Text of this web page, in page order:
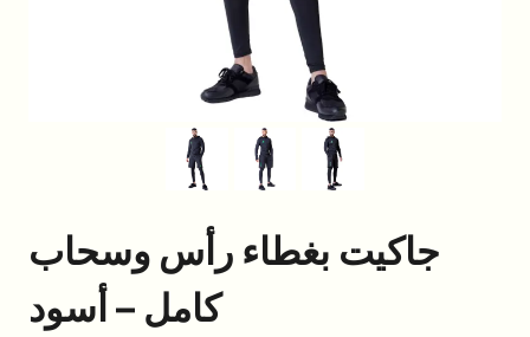
جاكيت بغطاء رأس وسحاب
كامل – أسود